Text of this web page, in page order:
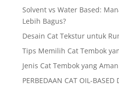
Solvent vs Water Based:
Lebih Bagus?
Desain Cat Tekstur untuk
Tips Memilih Cat Tembok
Jenis Cat Tembok yang
PERBEDAAN CAT OIL-BASED